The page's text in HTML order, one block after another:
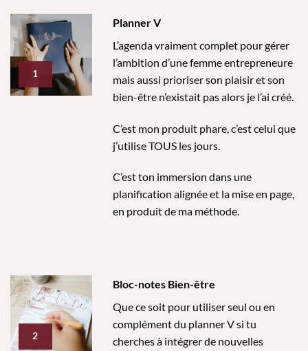
1
Planner V
L’agenda vraiment complet pour gérer
l’ambition d’une femme entrepreneure
mais aussi prioriser son plaisir et son
bien-être n’existait pas alors je l’ai créé.
C’est mon produit phare, c’est celui que
j’utilise TOUS les jours.
C’est ton immersion dans une
planification alignée et la mise en page,
en produit de ma méthode.
2
Bloc-notes Bien-être
Que ce soit pour utiliser seul ou en
complément du planner V si tu
cherches à intégrer de nouvelles